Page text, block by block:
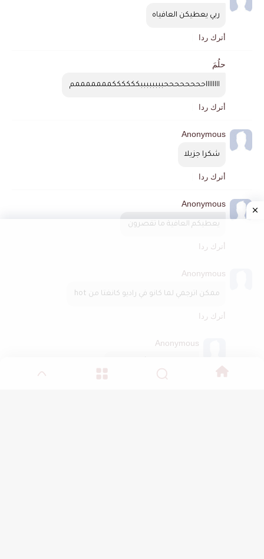
ربي يعطيكن العافياه
أترك ردا
حلُمَ
ااااااااححححححححببببببببككككككمممممممم
أترك ردا
Anonymous
شكرا جزيلا
أترك ردا
Anonymous
يعطيكم العافية ما تقصرون
أترك ردا
Anonymous
ممكن اترجمي لما كانو في راديو كانغتا من hot
أترك ردا
Anonymous